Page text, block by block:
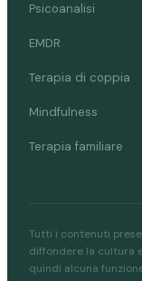
Psicoanalisi
EMDR
Terapia di coppia
Mindfulness
Terapia familiare
Tutti i contenuti
diffondere la cultura
quindi alcuna